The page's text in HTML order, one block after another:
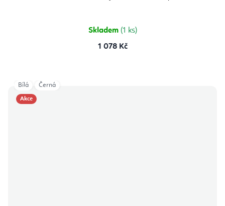
Skladem (1 ks)
1 078 Kč
Akce
Bílá Černá